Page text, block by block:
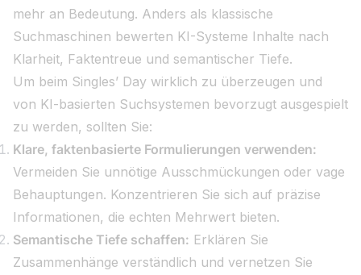
mehr an Bedeutung. Anders als klassische
Suchmaschinen bewerten KI-Systeme Inhalte nach
Klarheit, Faktentreue und semantischer Tiefe.
Um beim Singles’ Day wirklich zu überzeugen und
von KI-basierten Suchsystemen bevorzugt ausgespielt
zu werden, sollten Sie:
Klare, faktenbasierte Formulierungen verwenden:
Vermeiden Sie unnötige Ausschmückungen oder vage
Behauptungen. Konzentrieren Sie sich auf präzise
Informationen, die echten Mehrwert bieten.
Semantische Tiefe schaffen: Erklären Sie
Zusammenhänge verständlich und vernetzen Sie